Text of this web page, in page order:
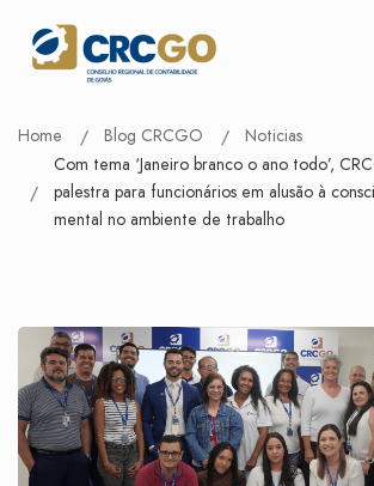
Home Blog CRCGO
Noticias
Com tema ‘Janeiro branco o ano todo’,
palestra para funcionários em alusão à
mental no ambiente de trabalho